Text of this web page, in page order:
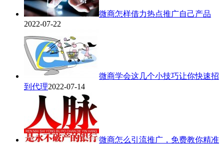
微商怎样借力热点推广自己产品
2022-07-22
微商学会这几个小技巧让你快速招
到代理2022-07-14
微商怎么引流推广，免费教你精准